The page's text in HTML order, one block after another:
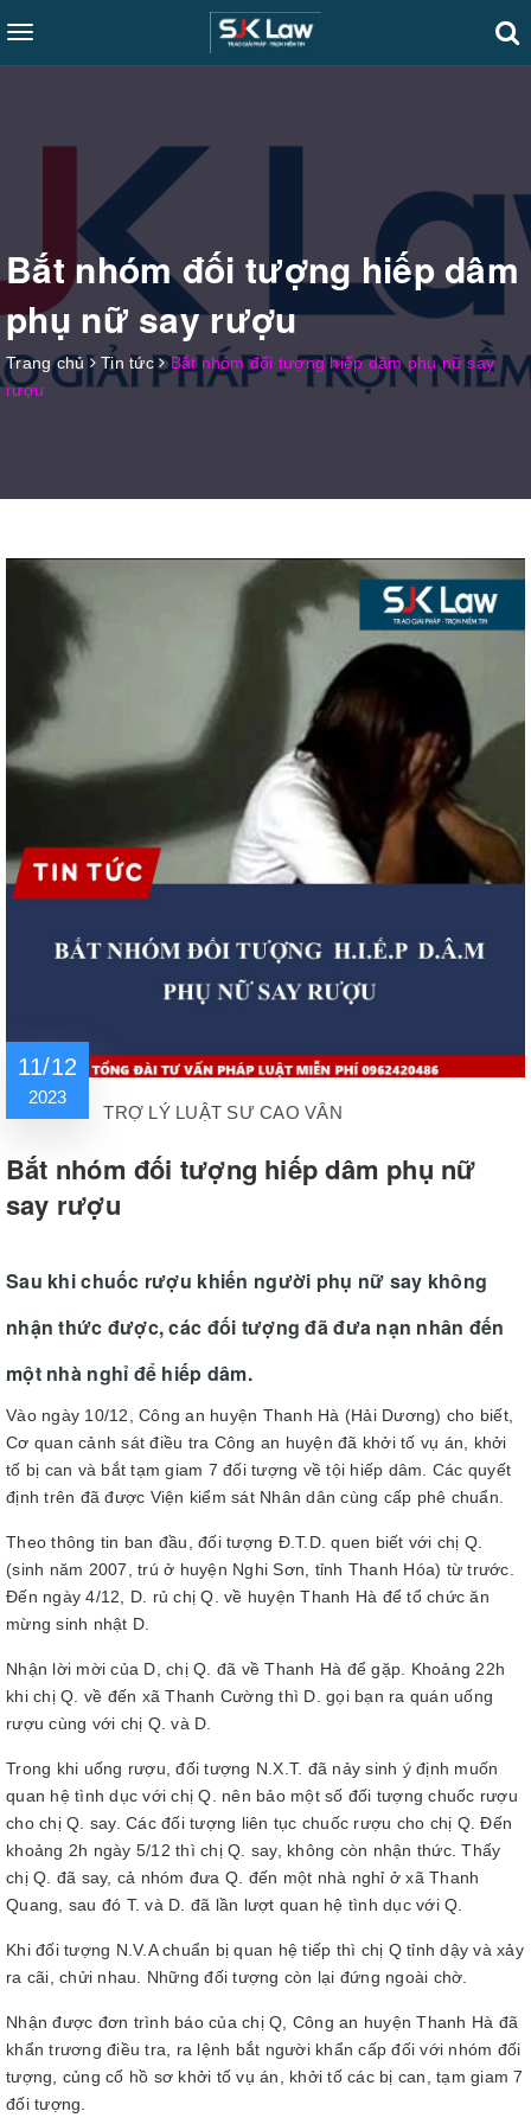
Toggle
navigation
Bắt nhóm đối tượng hiếp dâm
phụ nữ say rượu
Trang chủ Tin tức
Bắt nhóm đối tượng hiếp dâm phụ nữ say
rượu
11/12
2023
TRỢ LÝ LUẬT SƯ CAO VÂN
Bắt nhóm đối tượng hiếp dâm phụ nữ
say rượu
Sau khi chuốc rượu khiến người phụ nữ say không
nhận thức được, các đối tượng đã đưa nạn nhân đến
một nhà nghỉ để hiếp dâm.
Vào ngày 10/12, Công an huyện Thanh Hà (Hải Dương) cho biết,
Cơ quan cảnh sát điều tra Công an huyện đã khởi tố vụ án, khởi
tố bị can và bắt tạm giam 7 đối tượng về tội hiếp dâm. Các quyết
định trên đã được Viện kiểm sát Nhân dân cùng cấp phê chuẩn.
Theo thông tin ban đầu, đối tượng Đ.T.D. quen biết với chị Q.
(sinh năm 2007, trú ở huyện Nghi Sơn, tỉnh Thanh Hóa) từ trước.
Đến ngày 4/12, D. rủ chị Q. về huyện Thanh Hà để tổ chức ăn
mừng sinh nhật D.
Nhận lời mời của D, chị Q. đã về Thanh Hà để gặp. Khoảng 22h
khi chị Q. về đến xã Thanh Cường thì D. gọi bạn ra quán uống
rượu cùng với chị Q. và D.
Trong khi uống rượu, đối tượng N.X.T. đã nảy sinh ý định muốn
quan hệ tình dục với chị Q. nên bảo một số đối tượng chuốc rượu
cho chị Q. say. Các đối tượng liên tục chuốc rượu cho chị Q. Đến
khoảng 2h ngày 5/12 thì chị Q. say, không còn nhận thức. Thấy
chị Q. đã say, cả nhóm đưa Q. đến một nhà nghỉ ở xã Thanh
Quang, sau đó T. và D. đã lần lượt quan hệ tình dục với Q.
Khi đối tượng N.V.A chuẩn bị quan hệ tiếp thì chị Q tỉnh dậy và xảy
ra cãi, chửi nhau. Những đối tượng còn lại đứng ngoài chờ.
Nhận được đơn trình báo của chị Q, Công an huyện Thanh Hà đã
khẩn trương điều tra, ra lệnh bắt người khẩn cấp đối với nhóm đối
tượng, củng cố hồ sơ khởi tố vụ án, khởi tố các bị can, tạm giam 7
đối tượng.